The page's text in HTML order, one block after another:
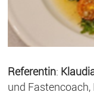
Referentin:
und